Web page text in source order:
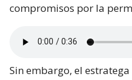
compromisos por la
Sin embargo, el